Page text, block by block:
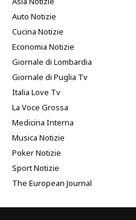
Auto Notizie
Cucina Notizie
Economia Notizie
Giornale di Lombardia
Giornale di Puglia Tv
Italia Love Tv
La Voce Grossa
Medicina Interna
Musica Notizie
Poker Notizie
Sport Notizie
The European Journal